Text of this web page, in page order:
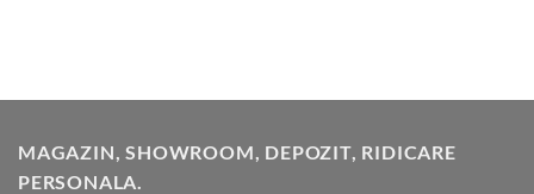
MAGAZIN, SHOWROOM, DEPOZIT, RIDICARE
PERSONALA.